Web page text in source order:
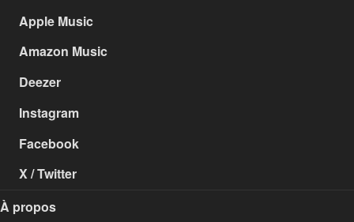
Apple Music
Amazon Music
Deezer
Instagram
Facebook
X / Twitter
À propos